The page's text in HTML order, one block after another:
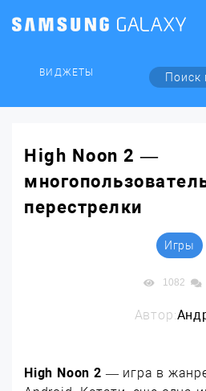
ВИДЖЕТЫ
High Noon 2 —
перестрелки
Игры
1082
Автор:
High Noon 2 — игра в